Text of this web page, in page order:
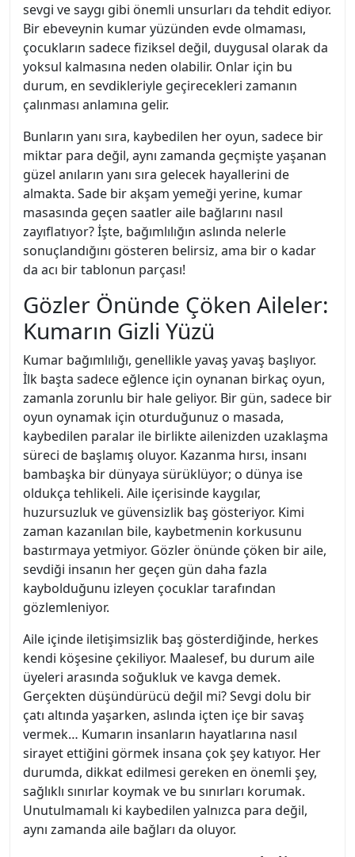
sevgi ve saygı gibi önemli unsurları da tehdit ediyor.
Bir ebeveynin kumar yüzünden evde olmaması,
çocukların sadece fiziksel değil, duygusal olarak da
yoksul kalmasına neden olabilir. Onlar için bu
durum, en sevdikleriyle geçirecekleri zamanın
çalınması anlamına gelir.
Bunların yanı sıra, kaybedilen her oyun, sadece bir
miktar para değil, aynı zamanda geçmişte yaşanan
güzel anıların yanı sıra gelecek hayallerini de
almakta. Sade bir akşam yemeği yerine, kumar
masasında geçen saatler aile bağlarını nasıl
zayıflatıyor? İşte, bağımlılığın aslında nelerle
sonuçlandığını gösteren belirsiz, ama bir o kadar
da acı bir tablonun parçası!
Gözler Önünde Çöken Aileler:
Kumarın Gizli Yüzü
Kumar bağımlılığı, genellikle yavaş yavaş başlıyor.
İlk başta sadece eğlence için oynanan birkaç oyun,
zamanla zorunlu bir hale geliyor. Bir gün, sadece bir
oyun oynamak için oturduğunuz o masada,
kaybedilen paralar ile birlikte ailenizden uzaklaşma
süreci de başlamış oluyor. Kazanma hırsı, insanı
bambaşka bir dünyaya sürüklüyor; o dünya ise
oldukça tehlikeli. Aile içerisinde kaygılar,
huzursuzluk ve güvensizlik baş gösteriyor. Kimi
zaman kazanılan bile, kaybetmenin korkusunu
bastırmaya yetmiyor. Gözler önünde çöken bir aile,
sevdiği insanın her geçen gün daha fazla
kaybolduğunu izleyen çocuklar tarafından
gözlemleniyor.
Aile içinde iletişimsizlik baş gösterdiğinde, herkes
kendi köşesine çekiliyor. Maalesef, bu durum aile
üyeleri arasında soğukluk ve kavga demek.
Gerçekten düşündürücü değil mi? Sevgi dolu bir
çatı altında yaşarken, aslında içten içe bir savaş
vermek… Kumarın insanların hayatlarına nasıl
sirayet ettiğini görmek insana çok şey katıyor. Her
durumda, dikkat edilmesi gereken en önemli şey,
sağlıklı sınırlar koymak ve bu sınırları korumak.
Unutulmamalı ki kaybedilen yalnızca para değil,
aynı zamanda aile bağları da oluyor.